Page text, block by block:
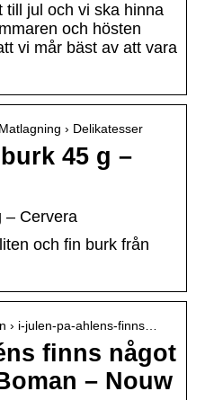
till jul och vi ska hinna
och hösten
vi mår bäst av att vara
› Delikatesser
45 g –
– Cervera
och fin burk från
› i-julen-pa-ahlens-finns…
finns något
– Nouw